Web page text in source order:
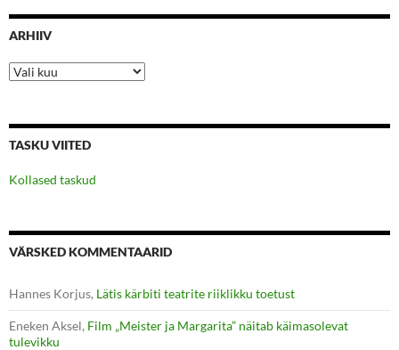
ARHIIV
Arhiiv
TASKU VIITED
Kollased taskud
VÄRSKED KOMMENTAARID
Hannes Korjus, Lätis kärbiti teatrite riiklikku toetust
Eneken Aksel, Film „Meister ja Margarita” näitab käimasolevat
tulevikku